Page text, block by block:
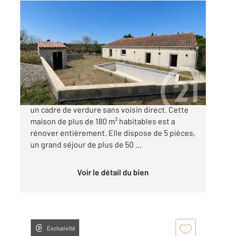
Ref : 29386
Maison à vendre
230 000 €
Située a proximité du Lac de la Cavayère, dans
un cadre de verdure sans voisin direct. Cette
maison de plus de 180 m² habitables est a
rénover entièrement. Elle dispose de 5 pièces,
un grand séjour de plus de 50 ...
Voir le détail du bien
Exclusivité